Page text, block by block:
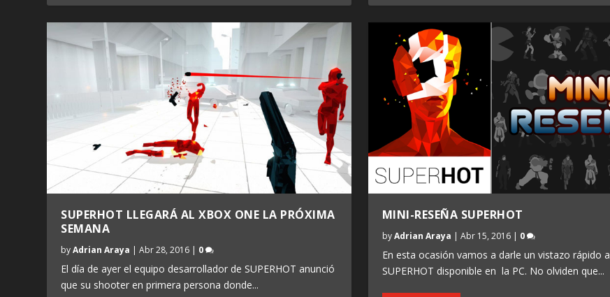
SUPERHOT LLEGARÁ AL XBOX ONE LA PRÓXIMA
SEMANA
byAdrian Araya |Abr 28, 2016 | 0
El día de ayer el equipo desarrollador de SUPERHOT anunció
que su shooter en primera persona donde...
MINI-RESEÑA SUPERHOT
byAdrian Araya | Abr 15, 2016| 0
En esta ocasión vamos a darle un vistazo rápido a
SUPERHOT disponible en la PC. No olviden que...